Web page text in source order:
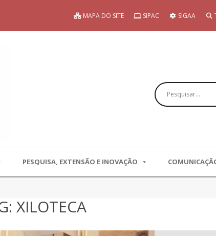
MAPA DO SITE SIPAC SIGAA
Pesquisar
PESQUISA, EXTENSÃO E INOVAÇÃO
XILOTECA